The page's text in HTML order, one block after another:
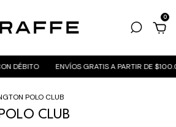
0
DÉBITO ENVÍOS GRATIS A PARTIR DE
POLO CLUB
CLUB